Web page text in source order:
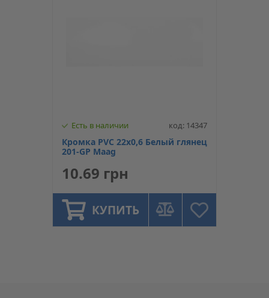
Есть в наличии код: 14347
Кромка PVC 22х0,6 Белый глянец
201-GP Maag
10.69 грн
КУПИТЬ